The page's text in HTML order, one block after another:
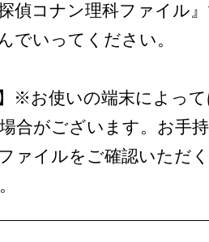
偵コナン理科ファイル
でいってください。
】※お使いの端末によっ
合がございます。お手
ァイルをご確認いただ